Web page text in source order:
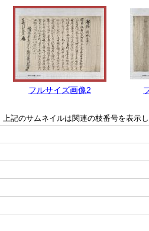
フルサイズ画像2
上記のサムネイルは関連の枝番号を表示